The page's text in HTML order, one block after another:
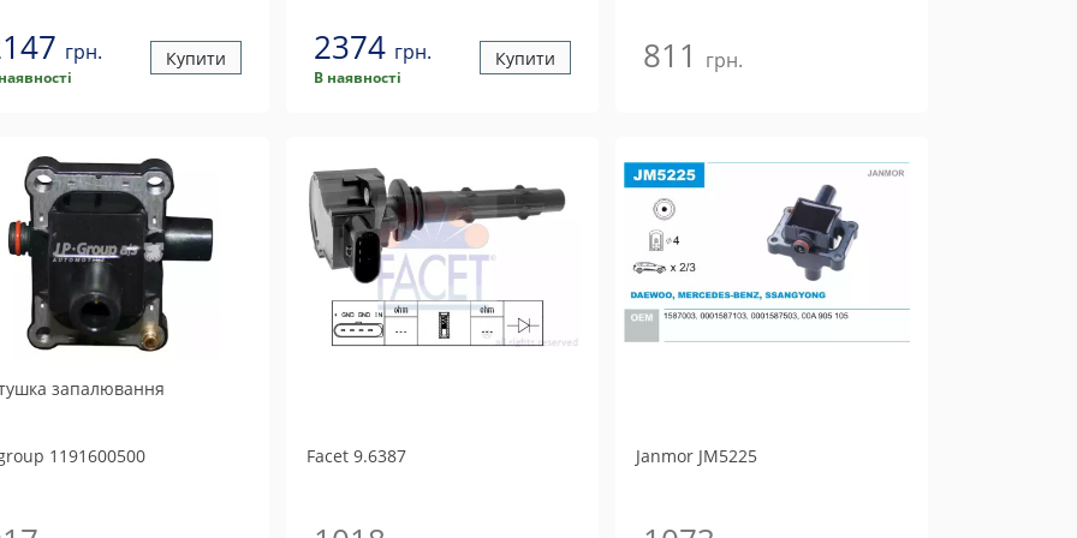
грн. Купити 2374 грн.
В наявності
Купити 811 грн.
запалювання
1191600500 Facet9.6387 JanmorJM5225